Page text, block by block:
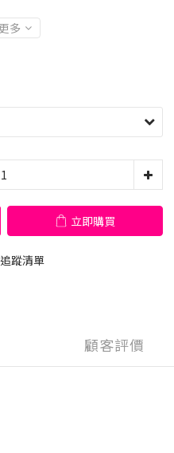
多
立即購買
蹤清單
顧客評價